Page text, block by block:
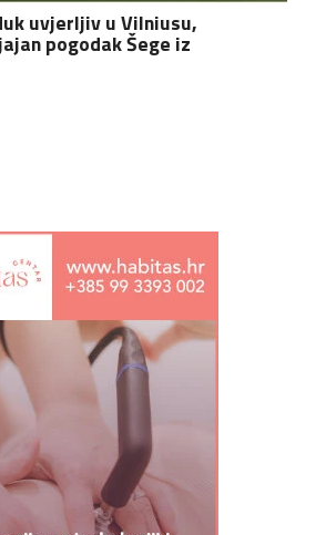
uvjerljiv u Vilniusu,
pogodak Šege iz